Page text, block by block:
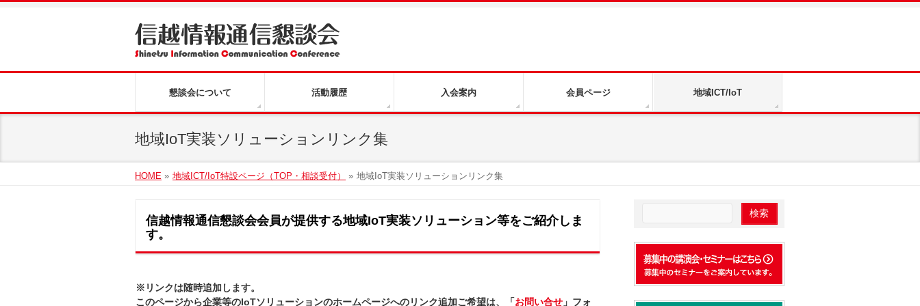
懇談会について 活動履歴 入会案内 会員ページ 地域ICT/IoT
地域IoT実装ソリューションリンク集
HOME » 地域ICT/IoT特設ページ（TOP・相談受付） » 地域IoT実装ソリューションリンク集
信越情報通信懇談会会員が提供する地域IoT実装ソリューション等をご紹介しま
す。
※リンクは随時追加します。
このページから企業等のIoTソリューションのホームページへのリンク追加ご希望は、「お問い合せ 」フォ